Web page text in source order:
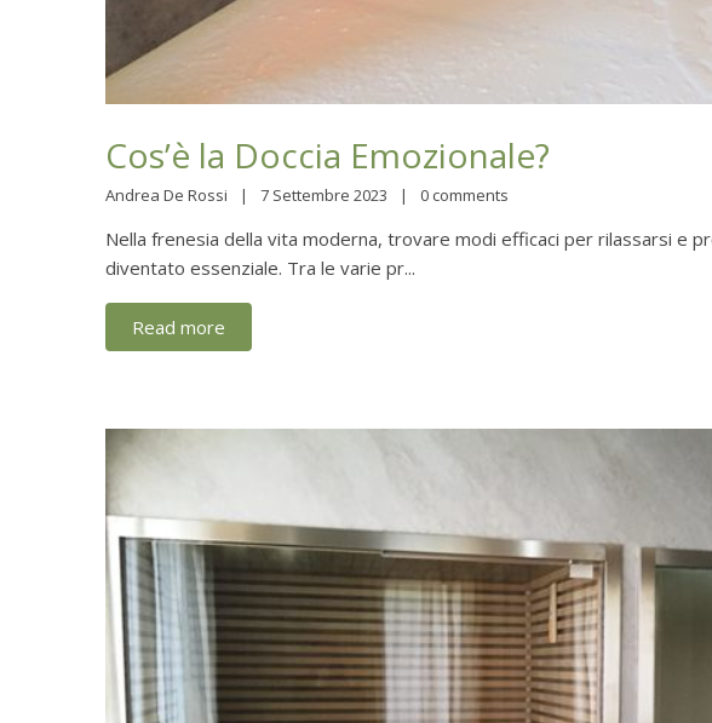
Cos’è la Doccia Emozionale?
Andrea De Rossi 7 Settembre 2023 0 comments
Nella frenesia della vita moderna, trovare modi efficaci per rilassarsi e
diventato essenziale. Tra le varie pr...
Read more